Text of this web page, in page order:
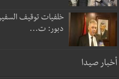
خلفيات توقيف
دبور: ت...
أخبار صيدا